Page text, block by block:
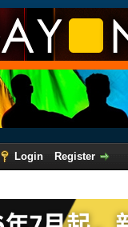
Login
Register